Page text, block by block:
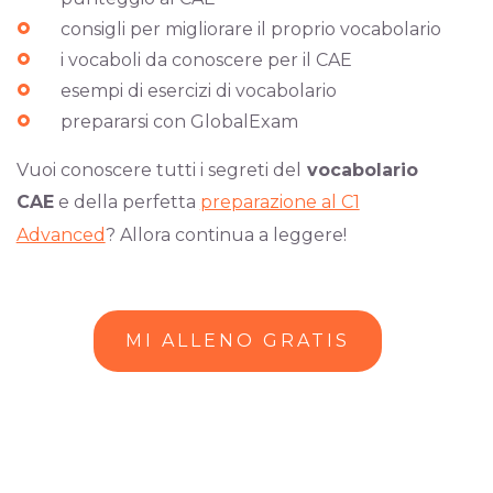
consigli per migliorare il proprio vocabolario
i vocaboli da conoscere per il CAE
esempi di esercizi di vocabolario
prepararsi con GlobalExam
Vuoi conoscere tutti i segreti del vocabolario
CAEe della perfetta preparazione al C1
Advanced? Allora continua a leggere!
MI ALLENO GRATIS